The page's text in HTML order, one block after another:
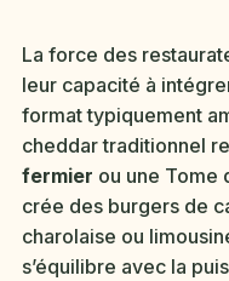
La force des
leur capacité à
format typiquement
cheddar traditionnel
fermier ou une Tome
crée des burgers de
charolaise ou
s’équilibre avec la